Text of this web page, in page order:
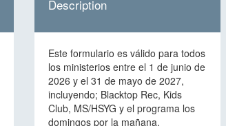
Description
Este formulario es válido para todos
los ministerios entre el 1 de junio de
2026 y el 31 de mayo de 2027,
incluyendo; Blacktop Rec, Kids
Club, MS/HSYG y el programa los
domingos por la mañana.